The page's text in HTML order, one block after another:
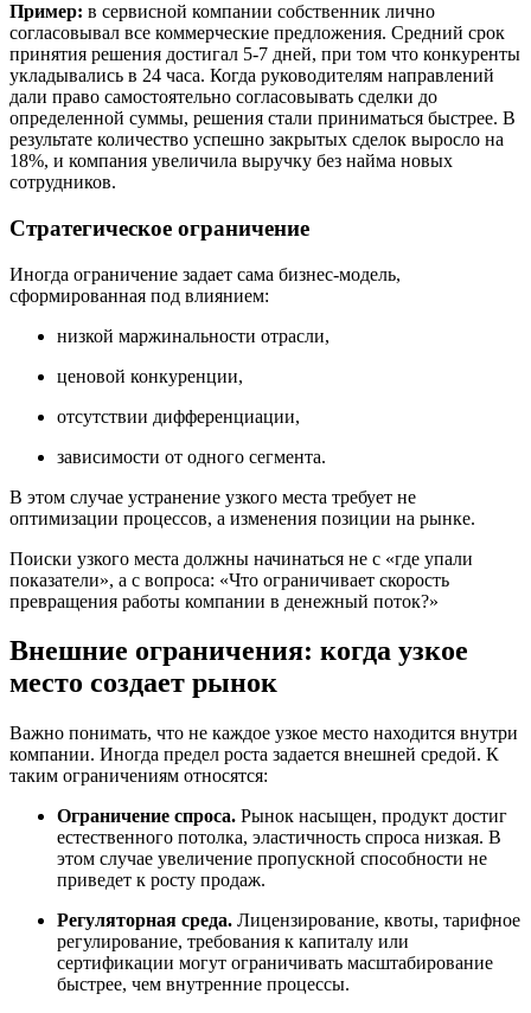
Пример: в сервисной компании собственник лично
согласовывал все коммерческие предложения. Средний срок
принятия решения достигал 5-7 дней, при том что конкуренты
укладывались в 24 часа. Когда руководителям направлений
дали право самостоятельно согласовывать сделки до
определенной суммы, решения стали приниматься быстрее. В
результате количество успешно закрытых сделок выросло на
18%, и компания увеличила выручку без найма новых
сотрудников.
Стратегическое ограничение
Иногда ограничение задает сама бизнес-модель,
сформированная под влиянием:
низкой маржинальности отрасли,
ценовой конкуренции,
отсутствии дифференциации,
зависимости от одного сегмента.
В этом случае устранение узкого места требует не
оптимизации процессов, а изменения позиции на рынке.
Поиски узкого места должны начинаться не с «где упали
показатели», а с вопроса: «Что ограничивает скорость
превращения работы компании в денежный поток?»
Внешние ограничения: когда узкое
место создает рынок
Важно понимать, что не каждое узкое место находится внутри
компании. Иногда предел роста задается внешней средой. К
таким ограничениям относятся:
Ограничение спроса. Рынок насыщен, продукт достиг
естественного потолка, эластичность спроса низкая. В
этом случае увеличение пропускной способности не
приведет к росту продаж.
Регуляторная среда. Лицензирование, квоты, тарифное
регулирование, требования к капиталу или
сертификации могут ограничивать масштабирование
быстрее, чем внутренние процессы.